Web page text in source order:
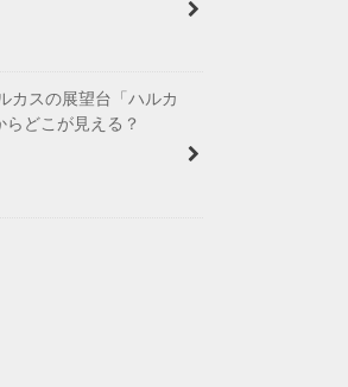
カスの展望台「ハルカ
らどこが見える？